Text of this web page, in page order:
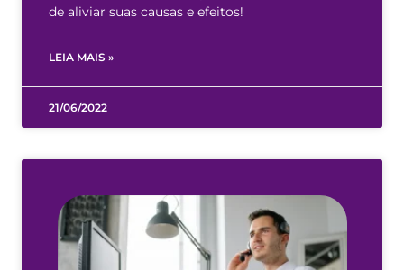
de aliviar suas causas e efeitos!
LEIA MAIS »
21/06/2022